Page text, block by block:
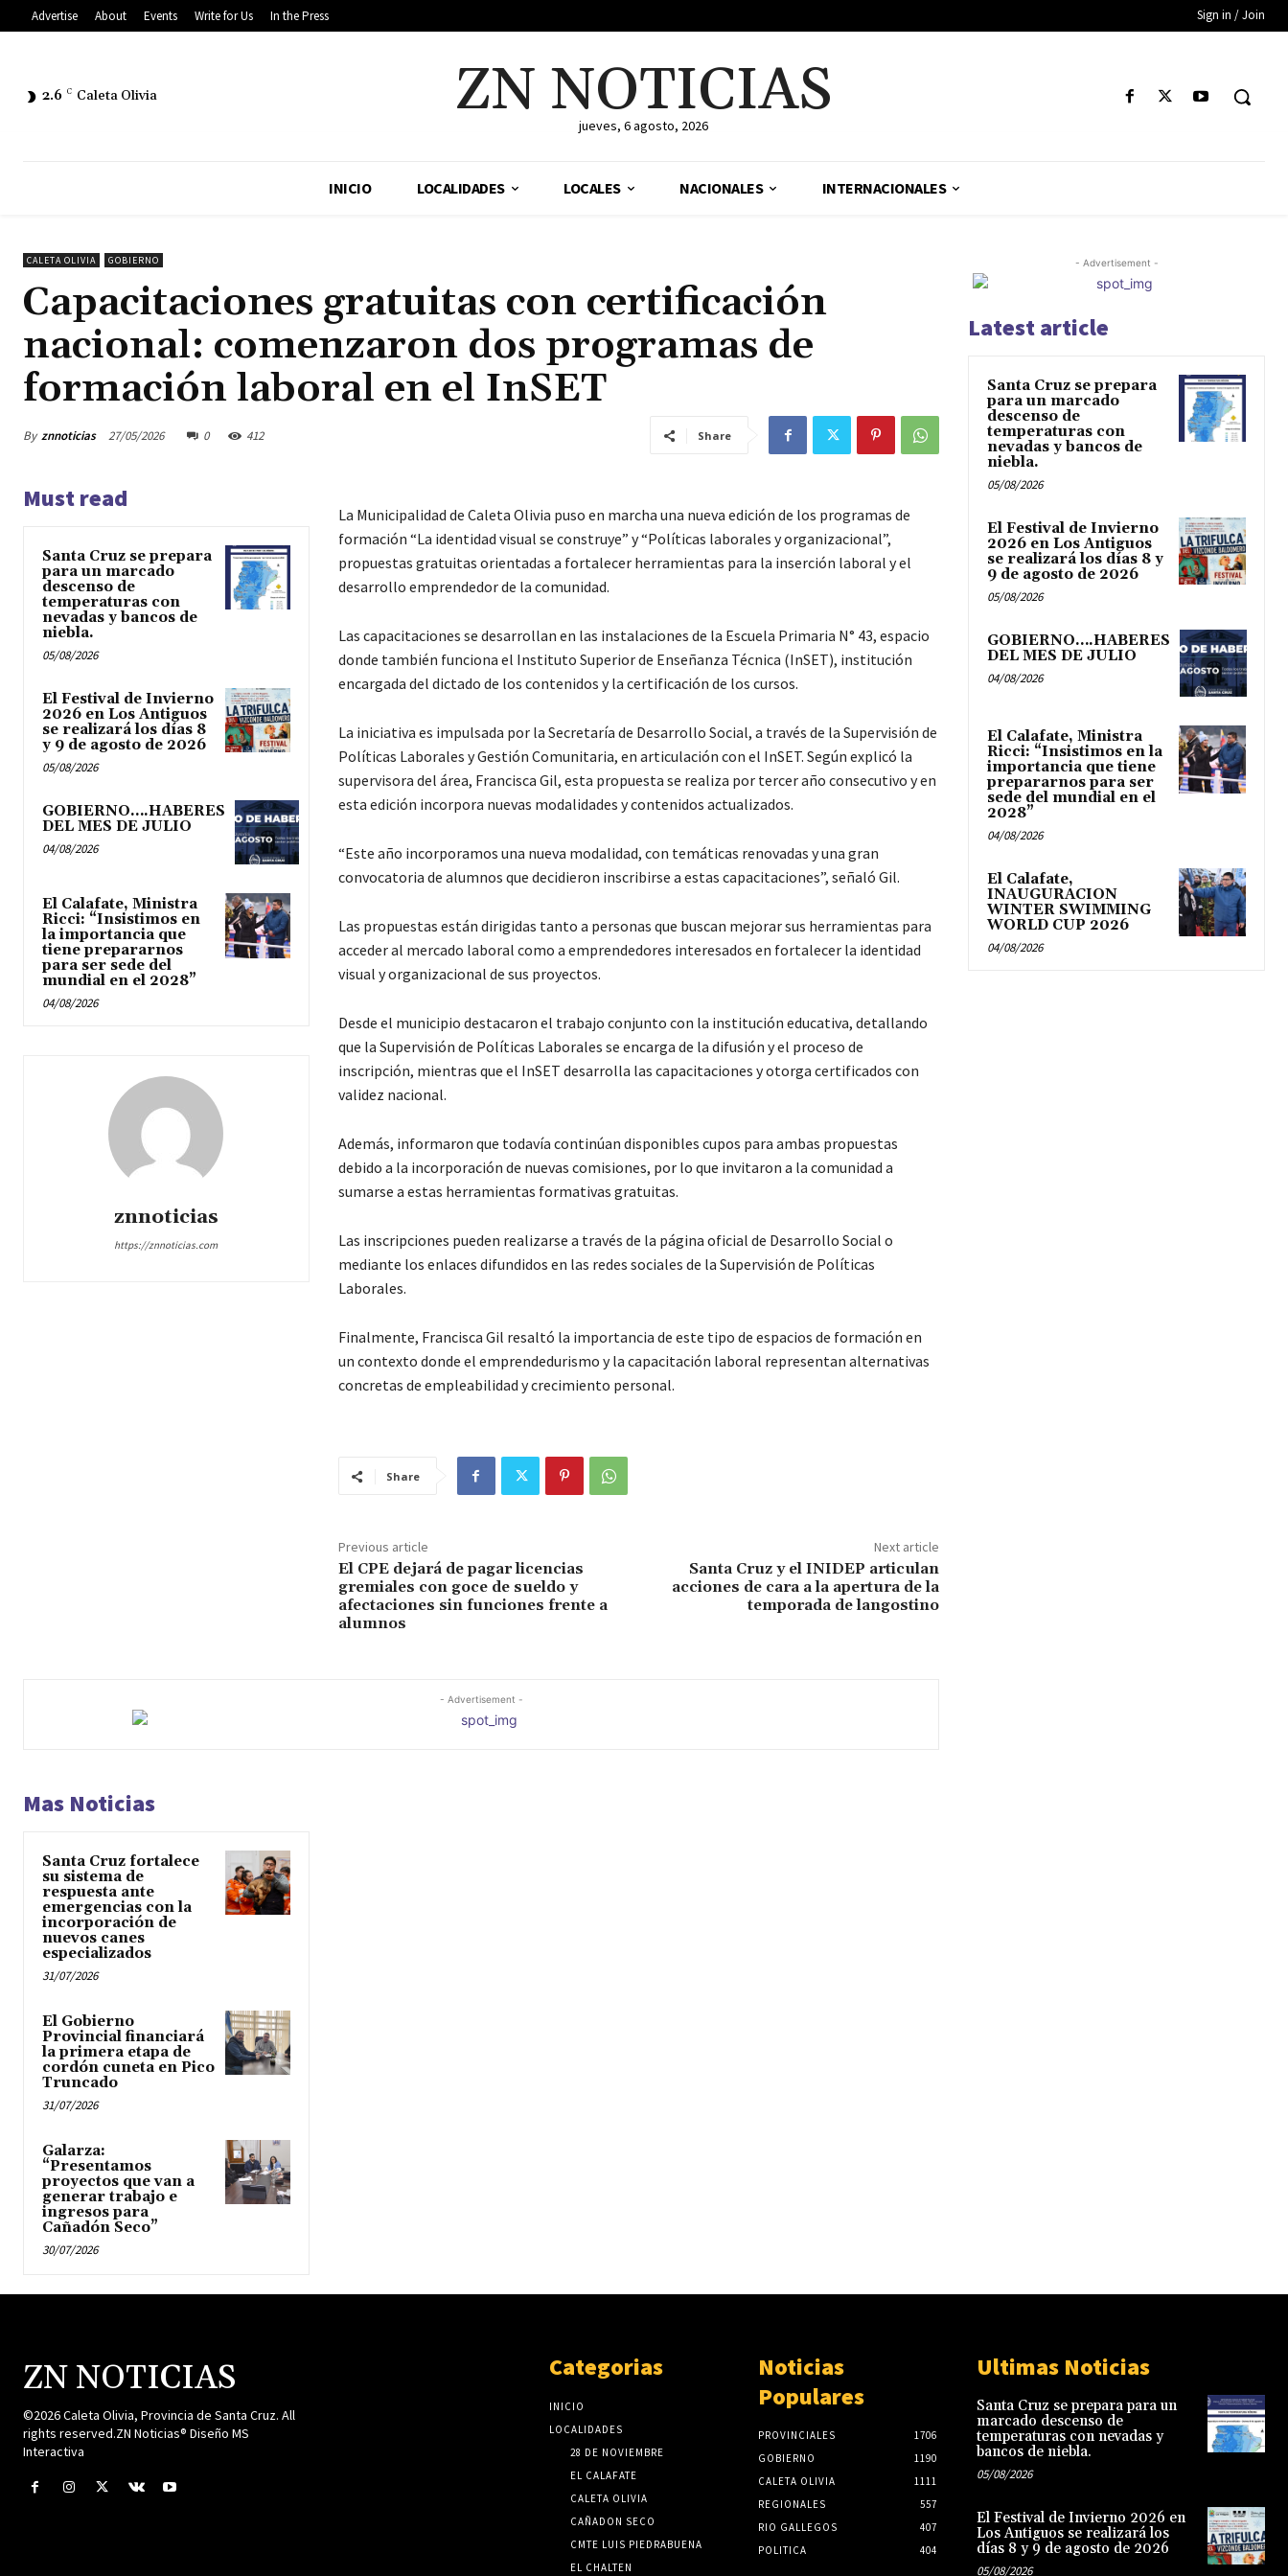
Advertise About Events Write for Us In the Press Sign in / Join
2.6 C Caleta Olivia ZN NOTICIAS
jueves, 6 agosto, 2026
INICIO LOCALIDADES LOCALES NACIONALES INTERNACIONALES
CALETA OLIVIA GOBIERNO
Capacitaciones gratuitas con certificación
nacional: comenzaron dos programas de
formación laboral en el InSET
By znnoticias 27/05/2026 0 412 Share
Must read
Santa Cruz se prepara
para un marcado
descenso de
temperaturas con
nevadas y bancos de
niebla.
05/08/2026
El Festival de Invierno
2026 en Los Antiguos
se realizará los días 8
y 9 de agosto de 2026
05/08/2026
GOBIERNO….HABERES
DEL MES DE JULIO
04/08/2026
El Calafate, Ministra
Ricci: “Insistimos en
la importancia que
tiene prepararnos
para ser sede del
mundial en el 2028”
04/08/2026
znnoticias
https://znnoticias.com
La Municipalidad de Caleta Olivia puso en marcha una nueva edición de los programas de
formación “La identidad visual se construye” y “Políticas laborales y organizacional”,
propuestas gratuitas orientadas a fortalecer herramientas para la inserción laboral y el
desarrollo emprendedor de la comunidad.
Las capacitaciones se desarrollan en las instalaciones de la Escuela Primaria N° 43, espacio
donde también funciona el Instituto Superior de Enseñanza Técnica (InSET), institución
encargada del dictado de los contenidos y la certificación de los cursos.
La iniciativa es impulsada por la Secretaría de Desarrollo Social, a través de la Supervisión de
Políticas Laborales y Gestión Comunitaria, en articulación con el InSET. Según explicó la
supervisora del área, Francisca Gil, esta propuesta se realiza por tercer año consecutivo y en
esta edición incorpora nuevas modalidades y contenidos actualizados.
“Este año incorporamos una nueva modalidad, con temáticas renovadas y una gran
convocatoria de alumnos que decidieron inscribirse a estas capacitaciones”, señaló Gil.
Las propuestas están dirigidas tanto a personas que buscan mejorar sus herramientas para
acceder al mercado laboral como a emprendedores interesados en fortalecer la identidad
visual y organizacional de sus proyectos.
Desde el municipio destacaron el trabajo conjunto con la institución educativa, detallando
que la Supervisión de Políticas Laborales se encarga de la difusión y el proceso de
inscripción, mientras que el InSET desarrolla las capacitaciones y otorga certificados con
validez nacional.
Además, informaron que todavía continúan disponibles cupos para ambas propuestas
debido a la incorporación de nuevas comisiones, por lo que invitaron a la comunidad a
sumarse a estas herramientas formativas gratuitas.
Las inscripciones pueden realizarse a través de la página oficial de Desarrollo Social o
mediante los enlaces difundidos en las redes sociales de la Supervisión de Políticas
Laborales.
Finalmente, Francisca Gil resaltó la importancia de este tipo de espacios de formación en
un contexto donde el emprendedurismo y la capacitación laboral representan alternativas
concretas de empleabilidad y crecimiento personal.
Share
Previous article
El CPE dejará de pagar licencias
gremiales con goce de sueldo y
afectaciones sin funciones frente a
alumnos
Next article
Santa Cruz y el INIDEP articulan
acciones de cara a la apertura de la
temporada de langostino
- Advertisement -
Mas Noticias
Santa Cruz fortalece
su sistema de
respuesta ante
emergencias con la
incorporación de
nuevos canes
especializados
31/07/2026
El Gobierno
Provincial financiará
la primera etapa de
cordón cuneta en Pico
Truncado
31/07/2026
Galarza:
“Presentamos
proyectos que van a
generar trabajo e
ingresos para
Cañadón Seco”
30/07/2026
- Advertisement -
Latest article
Santa Cruz se prepara
para un marcado
descenso de
temperaturas con
nevadas y bancos de
niebla.
05/08/2026
El Festival de Invierno
2026 en Los Antiguos
se realizará los días 8 y
9 de agosto de 2026
05/08/2026
GOBIERNO….HABERES
DEL MES DE JULIO
04/08/2026
El Calafate, Ministra
Ricci: “Insistimos en la
importancia que tiene
prepararnos para ser
sede del mundial en el
2028”
04/08/2026
El Calafate,
INAUGURACION
WINTER SWIMMING
WORLD CUP 2026
04/08/2026
ZN NOTICIAS
©2026 Caleta Olivia, Provincia de Santa Cruz. All
rights reserved.ZN Noticias® Diseño MS
Interactiva
Categorias
INICIO
LOCALIDADES
28 DE NOVIEMBRE
EL CALAFATE
CALETA OLIVIA
CAÑADON SECO
CMTE LUIS PIEDRABUENA
EL CHALTEN
Noticias
Populares
PROVINCIALES
1706
GOBIERNO
1190
CALETA OLIVIA
1111
REGIONALES
557
RIO GALLEGOS
407
POLITICA
404
Ultimas Noticias
Santa Cruz se prepara para un
marcado descenso de
temperaturas con nevadas y
bancos de niebla.
05/08/2026
El Festival de Invierno 2026 en
Los Antiguos se realizará los
días 8 y 9 de agosto de 2026
05/08/2026